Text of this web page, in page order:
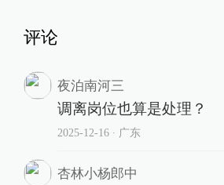
评论
夜泊南河三
调离岗位也算是处理？
2025-12-16∙ 广东
杏林小杨郎中